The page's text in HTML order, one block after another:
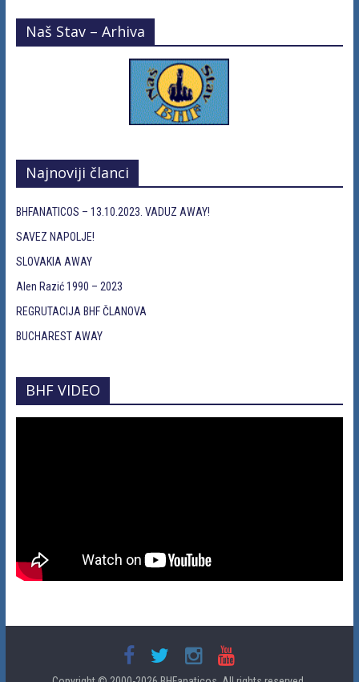
Naš Stav – Arhiva
Najnoviji članci
BHFANATICOS – 13.10.2023. VADUZ AWAY!
SAVEZ NAPOLJE!
SLOVAKIA AWAY
Alen Razić 1990 – 2023
REGRUTACIJA BHF ČLANOVA
BUCHAREST AWAY
BHF VIDEO